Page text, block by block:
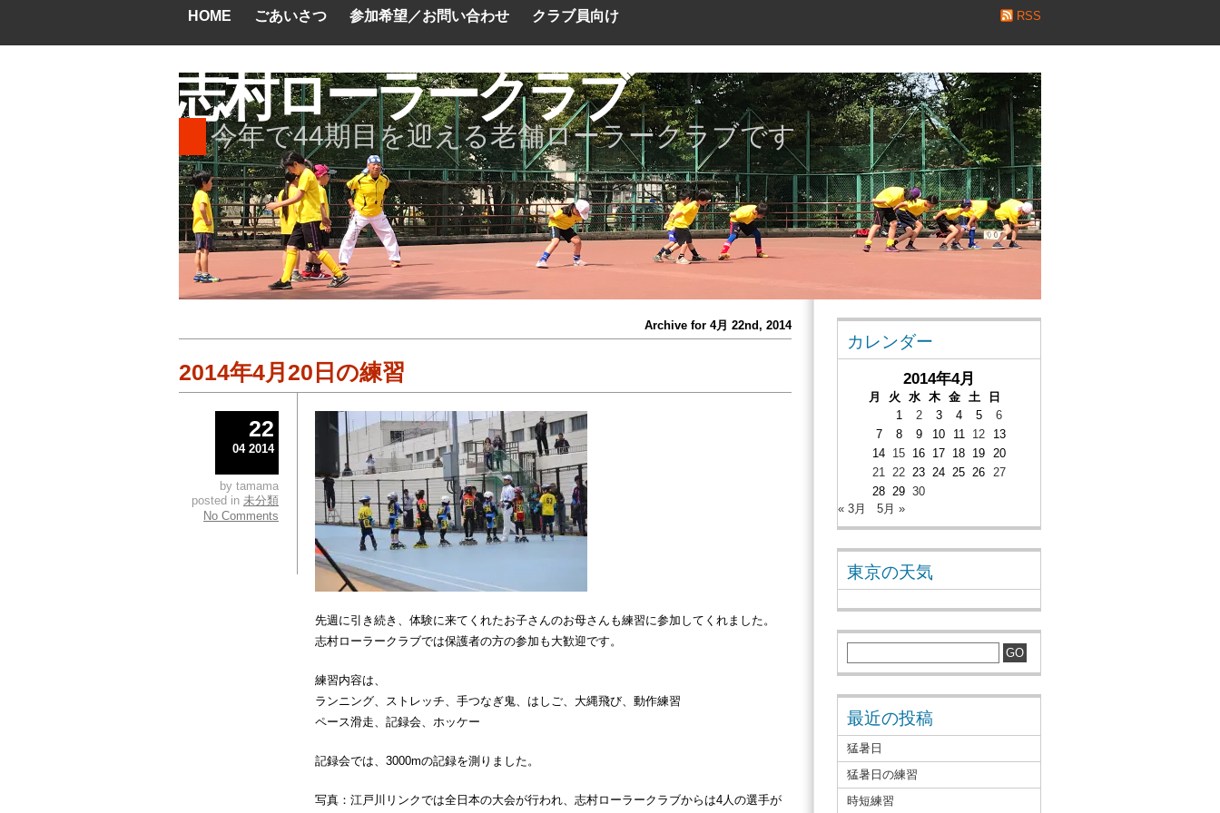
HOME ごあいさつ 参加希望／お問い合わせ クラブ員向け RSS
志村ローラークラブ
今年で44期目を迎える老舗ローラークラブです
Archive for 4月 22nd, 2014
2014年4月20日の練習
先週に引き続き、体験に来てくれたお子さんのお母さんも練習に参加してくれました。
志村ローラークラブでは保護者の方の参加も大歓迎です。
練習内容は、
ランニング、ストレッチ、手つなぎ鬼、はしご、大縄飛び、動作練習
ペース滑走、記録会、ホッケー
記録会では、3000mの記録を測りました。
写真：江戸川リンクでは全日本の大会が行われ、志村ローラークラブからは4人の選手が
22
04 2014
by tamama
posted in 未分類
No Comments
カレンダー
2014年4月
月 火 水 木 金 土
日
1
2 3 4 5
6
7
8 9 10 11 12
13
14 15 16 17 18 19 20
21 22 23 24 25 26 27
28 29 30
« 3月
5月 »
東京の天気
最近の投稿
猛暑日
猛暑日の練習
時短練習